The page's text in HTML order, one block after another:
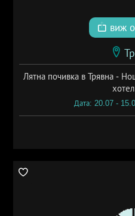
виж
Лятна почивка в Трявна -
Дата: 20.07 -